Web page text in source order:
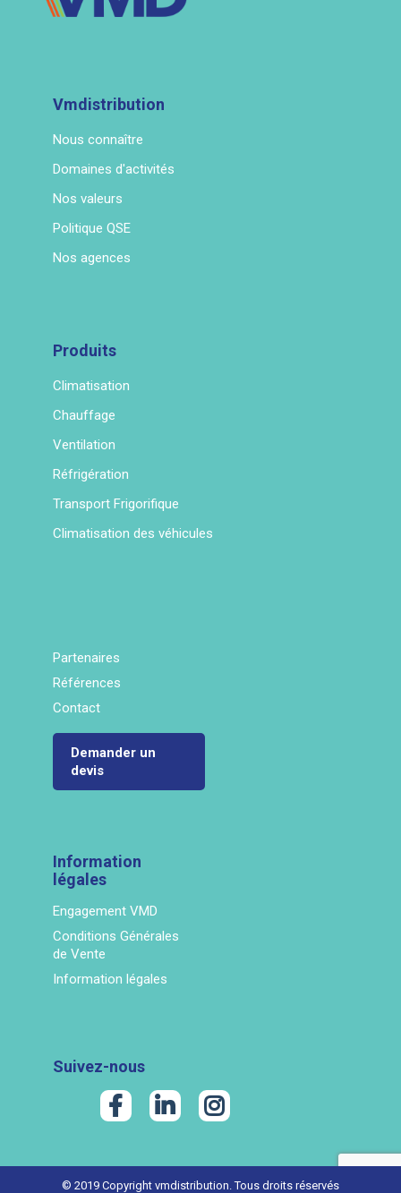
Vmdistribution
Nous connaître
Domaines d'activités
Nos valeurs
Politique QSE
Nos agences
Produits
Climatisation
Chauffage
Ventilation
Réfrigération
Transport Frigorifique
Climatisation des véhicules
Partenaires
Références
Contact
Demander un
devis
Information
légales
Engagement VMD
Conditions Générales
de Vente
Information légales
Suivez-nous
© 2019 Copyright vmdistribution. Tous droits réservés